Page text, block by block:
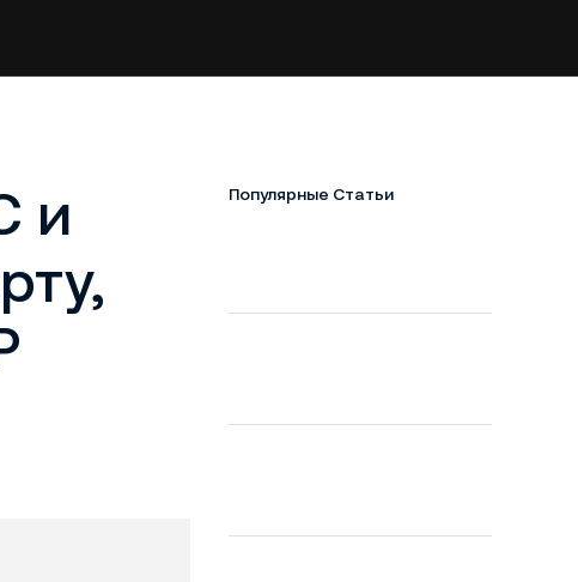
и
Популярные Статьи